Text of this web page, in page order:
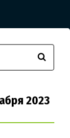
2023